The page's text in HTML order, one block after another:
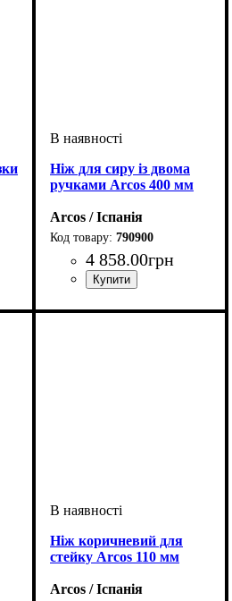
Ніж для сиру із двома
ручками Arcos 400 мм
Arcos / Іспанія
790900
4 858.00грн
Ніж коричневий для
стейку Arcos 110 мм
Arcos / Іспанія